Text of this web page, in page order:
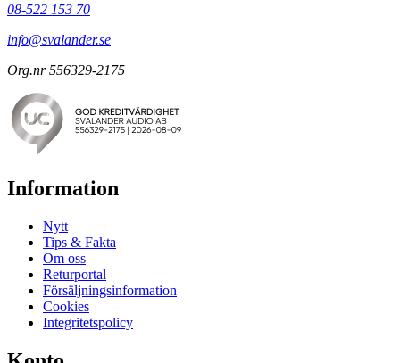
08-522 153 70
info@svalander.se
Org.nr 556329-2175
Information
Nytt
Tips & Fakta
Om oss
Returportal
Försäljningsinformation
Cookies
Integritetspolicy